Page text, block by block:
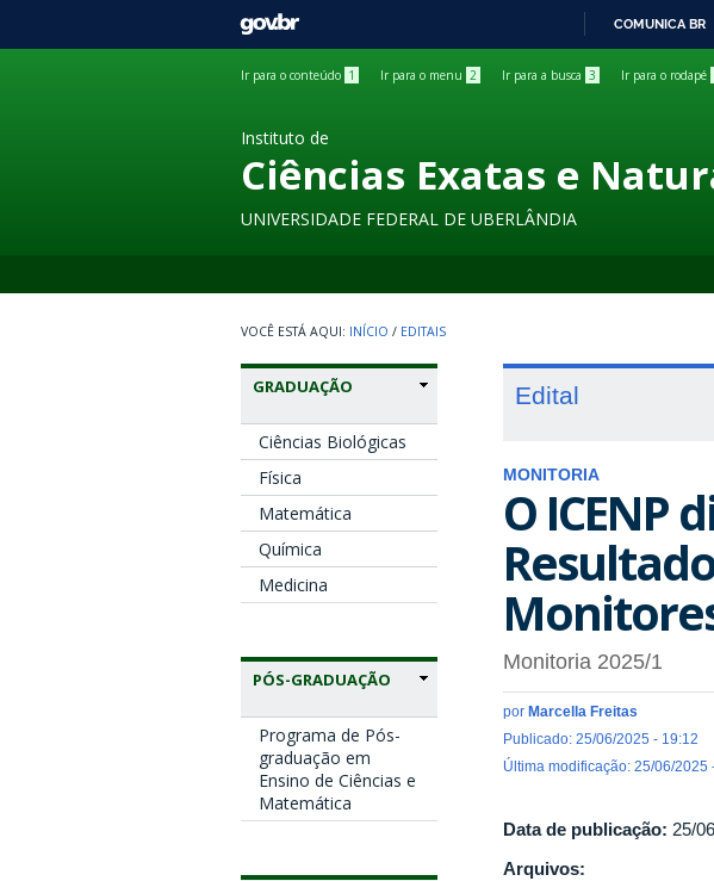
GOVBR
COMUNICA BR
Ir para o conteúdo 1 Ir para o menu 2 Ir para a busca 3 Ir para o rodapé
Instituto de
Ciências Exatas e
UNIVERSIDADE FEDERAL DE UBERLÂNDIA
INÍCIO / EDITAIS
GRADUAÇÃO
Ciências Biológicas
Física
Matemática
Química
Medicina
PÓS-GRADUAÇÃO
Programa de Pós-
graduação em
Ensino de Ciências e
Matemática
Edital
MONITORIA
O ICENP
Monitoria 2025/1
por Marcella Freitas
Publicado: 25/06/2025 - 19:12
Última modificação: 25/06/2025
Data de publicação: 25/
Arquivos: